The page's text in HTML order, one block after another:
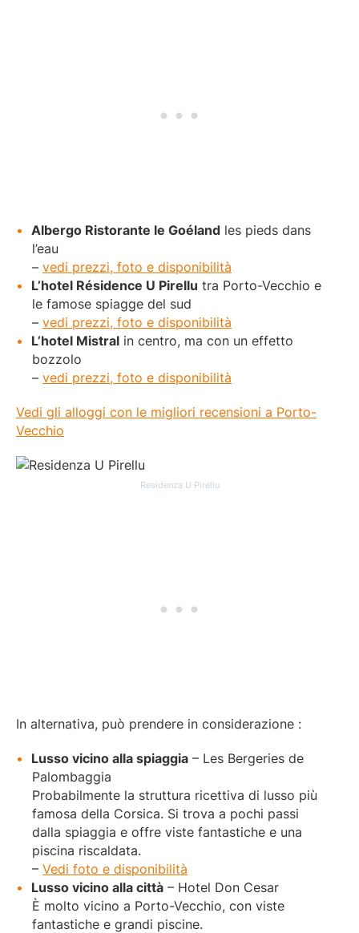
Albergo Ristorante le Goéland les pieds dans
l’eau
– vedi prezzi, foto e disponibilità
L’hotel Résidence U Pirellu tra Porto-Vecchio e
le famose spiagge del sud
– vedi prezzi, foto e disponibilità
L’hotel Mistral in centro, ma con un effetto
bozzolo
– vedi prezzi, foto e disponibilità
Vedi gli alloggi con le migliori recensioni a Porto-
Vecchio
Residenza U Pirellu
In alternativa, può prendere in considerazione :
Lusso vicino alla spiaggia – Les Bergeries de
Palombaggia
Probabilmente la struttura ricettiva di lusso più
famosa della Corsica. Si trova a pochi passi
dalla spiaggia e offre viste fantastiche e una
piscina riscaldata.
– Vedi foto e disponibilità
Lusso vicino alla città – Hotel Don Cesar
È molto vicino a Porto-Vecchio, con viste
fantastiche e grandi piscine.